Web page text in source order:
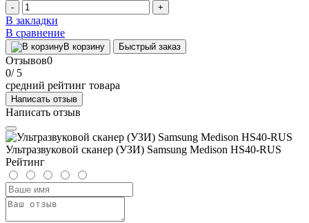
- +
В закладки
В сравнение
В корзину Быстрый заказ
Отзывов0
0/ 5
средний рейтинг товара
Написать отзыв
Написать отзыв
Ультразвуковой сканер (УЗИ) Samsung Medison HS40-RUS
Рейтинг